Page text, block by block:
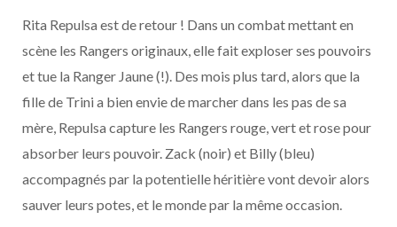
Rita Repulsa est de retour ! Dans un combat mettant en
scène les Rangers originaux, elle fait exploser ses pouvoirs
et tue la Ranger Jaune (!). Des mois plus tard, alors que la
fille de Trini a bien envie de marcher dans les pas de sa
mère, Repulsa capture les Rangers rouge, vert et rose pour
absorber leurs pouvoir. Zack (noir) et Billy (bleu)
accompagnés par la potentielle héritière vont devoir alors
sauver leurs potes, et le monde par la même occasion.